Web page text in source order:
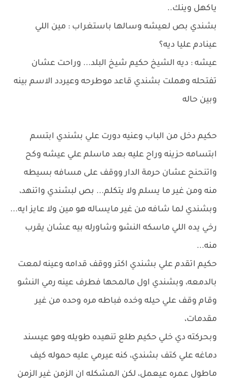
ياكهل وينك..
بشندي بص لعيشه وسالها باستغراب : مين اللي
عينادم عليا ديه؟
عيشه : ديه الشيخ حكيم شيخ البلد... وراحت عشان
تفتحله وهملت بشندي قاعد موطرحه وعيردد الاسم بينه
وبين حاله
حكيم دخل من الباب وعنيه دورت علي بشندي ابتسم
ابتسامه حزينه وراح عليه بعد ماسلم علي عيشه وكح
واتنحنح عشان حرمة الدار ووقف على مسافه بسيطه
منه ومن غير ما يسلم ولا يتكلم... بص لبشندي واتنهد،
وبشندي لما شافه من غير مايساله هو مين ولا عايز ايه...
رخي يده اللي ماسكه النشو وشاورله بيه عشان يقرب
منه...
حكيم اتقدم علي بشندي اكتر ووقف قدامه وعينه لمعت
بالدمعه، وبشندي اول مالمحها فطرف عينه رمي النشو
وقام وقف علي حيله وخده فباطه مره وحده من غير
مقدمات،
وبحركته دي خلي حكيم طلع تنهيده طويله وهو عيسند
دماغه علي كتف بشندي، كنه عيرمي عليه حموله كيف
ماطول عمره عيعمل، لكن المشكله ان الزمن غير الزمن